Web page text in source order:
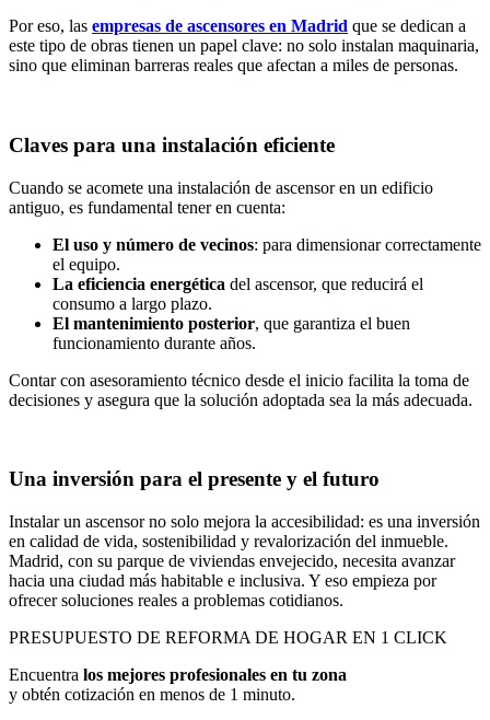
Por eso, las empresas de ascensores en Madrid que se dedican a
este tipo de obras tienen un papel clave: no solo instalan maquinaria,
sino que eliminan barreras reales que afectan a miles de personas.
Claves para una instalación eficiente
Cuando se acomete una instalación de ascensor en un edificio
antiguo, es fundamental tener en cuenta:
El uso y número de vecinos: para dimensionar correctamente
el equipo.
La eficiencia energética del ascensor, que reducirá el
consumo a largo plazo.
El mantenimiento posterior, que garantiza el buen
funcionamiento durante años.
Contar con asesoramiento técnico desde el inicio facilita la toma de
decisiones y asegura que la solución adoptada sea la más adecuada.
Una inversión para el presente y el futuro
Instalar un ascensor no solo mejora la accesibilidad: es una inversión
en calidad de vida, sostenibilidad y revalorización del inmueble.
Madrid, con su parque de viviendas envejecido, necesita avanzar
hacia una ciudad más habitable e inclusiva. Y eso empieza por
ofrecer soluciones reales a problemas cotidianos.
PRESUPUESTO DE REFORMA DE HOGAR EN 1 CLICK
Encuentra los mejores profesionales en tu zona
y obtén cotización en menos de 1 minuto.